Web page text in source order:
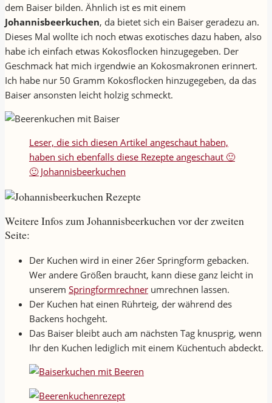
dem Baiser bilden. Ähnlich ist es mit einem
Johannisbeerkuchen, da bietet sich ein Baiser geradezu an.
Dieses Mal wollte ich noch etwas exotisches dazu haben, also
habe ich einfach etwas Kokosflocken hinzugegeben. Der
Geschmack hat mich irgendwie an Kokosmakronen erinnert.
Ich habe nur 50 Gramm Kokosflocken hinzugegeben, da das
Baiser ansonsten leicht holzig schmeckt.
Leser, die sich diesen Artikel angeschaut haben,
haben sich ebenfalls diese Rezepte angeschaut 🙂
🙂 Johannisbeerkuchen
Weitere Infos zum Johannisbeerkuchen vor der zweiten
Seite:
Der Kuchen wird in einer 26er Springform gebacken.
Wer andere Größen braucht, kann diese ganz leicht in
unserem Springformrechner umrechnen lassen.
Der Kuchen hat einen Rührteig, der während des
Backens hochgeht.
Das Baiser bleibt auch am nächsten Tag knusprig, wenn
Ihr den Kuchen lediglich mit einem Küchentuch abdeckt.